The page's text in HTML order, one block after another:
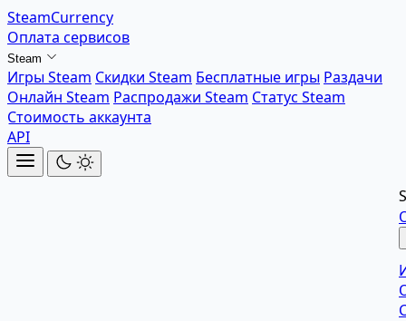
SteamCurrency
Оплата сервисов
Steam
Игры Steam Скидки Steam Бесплатные игры Раздачи
Онлайн Steam Распродажи Steam Статус Steam
Стоимость аккаунта
API